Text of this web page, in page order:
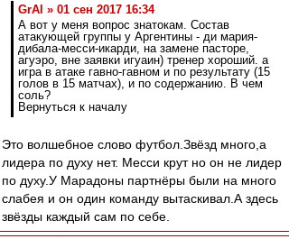
GrAl » 01 сен 2017 16:34
А вот у меня вопрос знатокам. Состав
атакующей группы у Аргентины - ди мария-
дибала-месси-икарди, на замене пасторе,
агуэро, вне заявки игуаин) тренер хороший. а
игра в атаке гавно-гавном и по результату (15
голов в 15 матчах), и по содержанию. В чем
соль?
Вернуться к началу
Это волшебное слово футбол.Звёзд много,а
лидера по духу нет. Месси крут но он не лидер
по духу.У Марадоны партнёры были на много
слабея и он один команду вытаскивал.А здесь
звёзды каждый сам по себе.